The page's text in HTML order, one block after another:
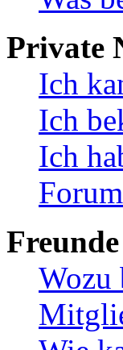
Private
Ich
Ich
Ich
Wozu